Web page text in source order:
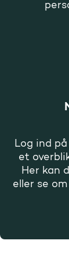
Log ind
et
Her kan
eller se